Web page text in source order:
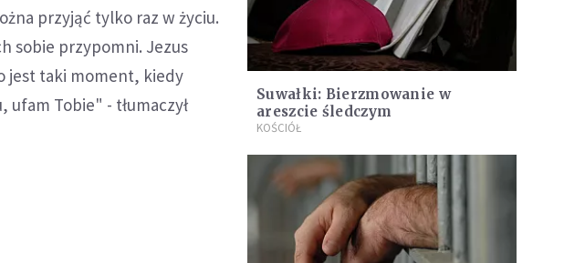
przyjąć tylko raz w życiu.
sobie przypomni. Jezus
jest taki moment, kiedy
ufam Tobie" - tłumaczył
Suwałki: Bierzmowanie w
areszcie śledczym
KOŚCIÓŁ